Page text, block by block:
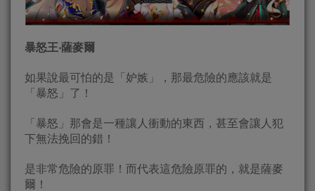
暴怒王‧薩麥爾
如果說最可怕的是「妒嫉」，那最危險的應該就是
「暴怒」了！
「暴怒」那會是一種讓人衝動的東西，甚至會讓人犯
下無法挽回的錯！
是非常危險的原罪！而代表這危險原罪的，就是薩麥
爾！